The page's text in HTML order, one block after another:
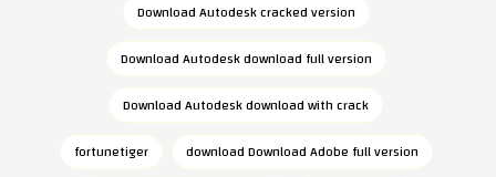
Download Autodesk cracked version
Download Autodesk download full version
Download Autodesk download with crack
download Download Adobe full version
fortunetiger